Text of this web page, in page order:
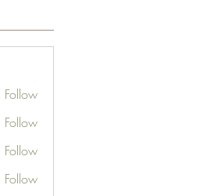
Follow
Follow
Follow
Follow